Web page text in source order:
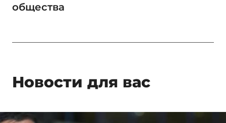
общества
Новости для вас